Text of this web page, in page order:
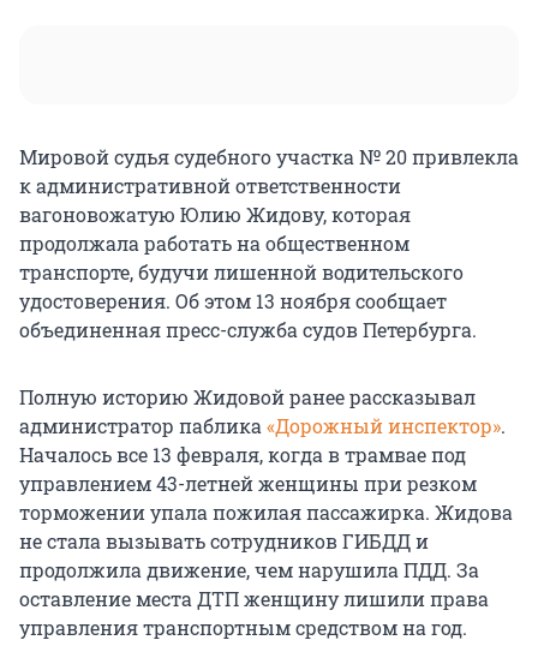
Мировой судья судебного участка № 20 привлекла
к административной ответственности
вагоновожатую Юлию Жидову, которая
продолжала работать на общественном
транспорте, будучи лишенной водительского
удостоверения. Об этом 13 ноября сообщает
объединенная пресс-служба судов Петербурга.
Полную историю Жидовой ранее рассказывал
администратор паблика «Дорожный инспектор».
Началось все 13 февраля, когда в трамвае под
управлением 43-летней женщины при резком
торможении упала пожилая пассажирка. Жидова
не стала вызывать сотрудников ГИБДД и
продолжила движение, чем нарушила ПДД. За
оставление места ДТП женщину лишили права
управления транспортным средством на год.